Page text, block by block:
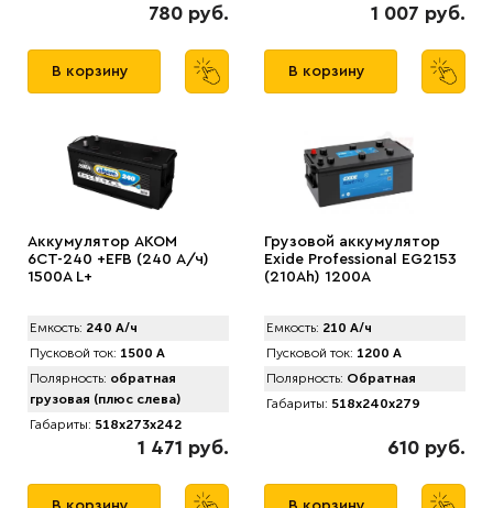
780 руб.
В корзину
1 007 руб.
В корзину
Аккумулятор AKOM
6СТ-240 +EFB (240 А/ч)
1500A L+
Емкость: 240 А/ч
Пусковой ток: 1500 А
Полярность: обратная
грузовая (плюс слева)
Габариты: 518x273x242
1 471 руб.
Грузовой аккумулятор
Exide Professional EG2153
(210Ah) 1200A
Емкость: 210 А/ч
Пусковой ток: 1200 А
Полярность: Обратная
Габариты: 518x240x279
610 руб.